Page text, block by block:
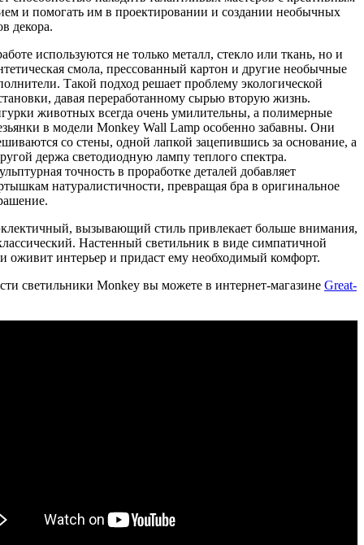
и помогать им в проектировании и создании необычных
декора.
используются не только металл, стекло или ткань, но и
смола, прессованный картон и другие необычные
Такой подход решает проблему экологической
давая переработанному сырью вторую жизнь.
животных всегда очень умилительны, а полимерные
в модели Monkey Wall Lamp особенно забавны. Они
со стены, одной лапкой зацепившись за основание, а
держа светодиодную лампу теплого спектра.
точность в проработке деталей добавляет
натуралистичности, превращая бра в оригинальное
вызывающий стиль привлекает больше внимания,
Настенный светильник в виде симпатичной
оживит интерьер и придаст ему необходимый комфорт.
светильники Monkey вы можете в интернет-магазине Great-